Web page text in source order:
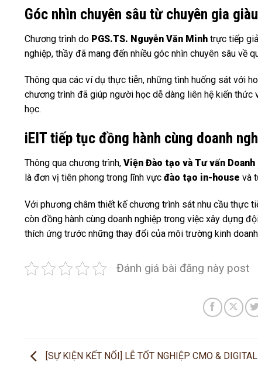
Góc nhìn chuyên sâu từ chuyên gia
Chương trình do PGS.TS. Nguyễn Văn Minh trực tiếp
nghiệp, thầy đã mang đến nhiều góc nhìn chuyên sâu về
Thông qua các ví dụ thực tiễn, những tình huống sát với
chương trình đã giúp người học dễ dàng liên hệ kiến
học.
iEIT tiếp tục đồng hành cùng doanh
Thông qua chương trình, Viện Đào tạo và Tư vấn
là đơn vị tiên phong trong lĩnh vực đào tạo in-house và
Với phương châm thiết kế chương trình sát nhu cầu thực
còn đồng hành cùng doanh nghiệp trong việc xây dựng
thích ứng trước những thay đổi của môi trường kinh
Đánh giá bài đăng này post
[SỰ KIỆN KẾT NỐI] LỄ TỐT NGHIỆP CMO & DIGITAL